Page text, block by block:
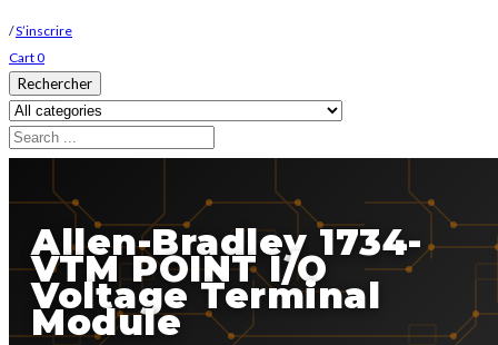
/S’inscrire
Cart0
Rechercher
Allen-Bradley 1734-
VTM POINT I/O
Voltage Terminal
Module